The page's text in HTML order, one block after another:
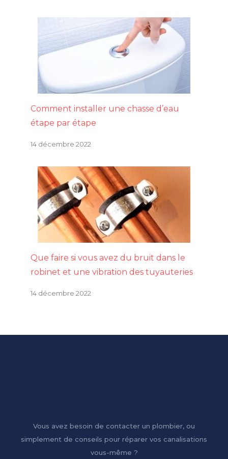
Comment installer une chasse d’eau
étape par étape
14 décembre 2022
Que faire si vous avez du bruit dans le
robinet et une vibration des tuyauteries
14 décembre 2022
Vous avez besoin de contacter un plombier, ou
simplement de conseils pour réparer vos canalisations
vous-même ?